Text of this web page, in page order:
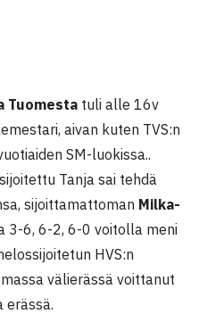
Tuomesta tuli alle 16v
aivan kuten TVS:n
SM-luokissa..
Tanja sai tehdä
sijoittamattoman Milka-
3-6, 6-2, 6-0 voitolla meni
HVS:n
välierässä voittanut
erässä.